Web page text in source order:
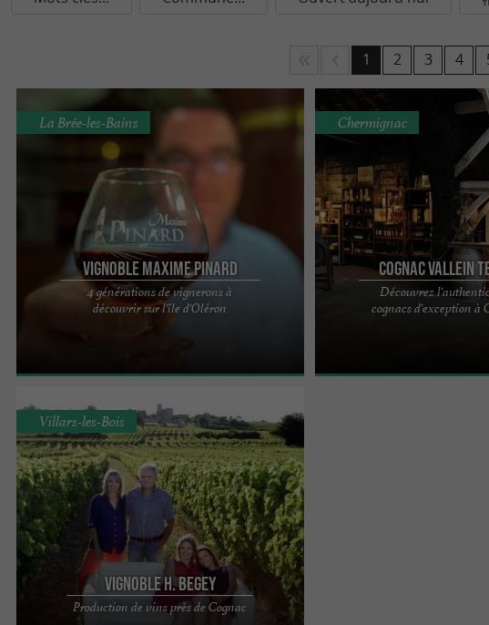
1 2 3 4
Vignoble Maxime Pinard
4 générations de vignerons à
découvrir sur l'île d'Oléron
La Brée-les-Bains
C'est un domaine où vivre rime avec vos désirs de
rêves et de découvertes. Apaisant pour l'âme,
Cognac Vallein
Découvrez
cognacs d'exception à
Chermignac
La Famille Vallein Tercinier
découvrir le principe de
Vignoble H. Begey
Production de vins près de Cognac
Villars-les-Bois
Situé en plein cœur du vignoble Charentais, à 20
minutes de Cognac, dans le petit village de Villars-